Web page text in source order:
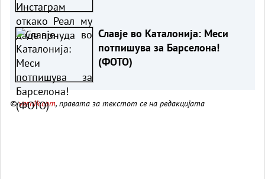
Славје во Каталонија: Меси
потпишува за Барселона!
(ФОТО)
©vesnik.com, правата за текстот се на редакцијата